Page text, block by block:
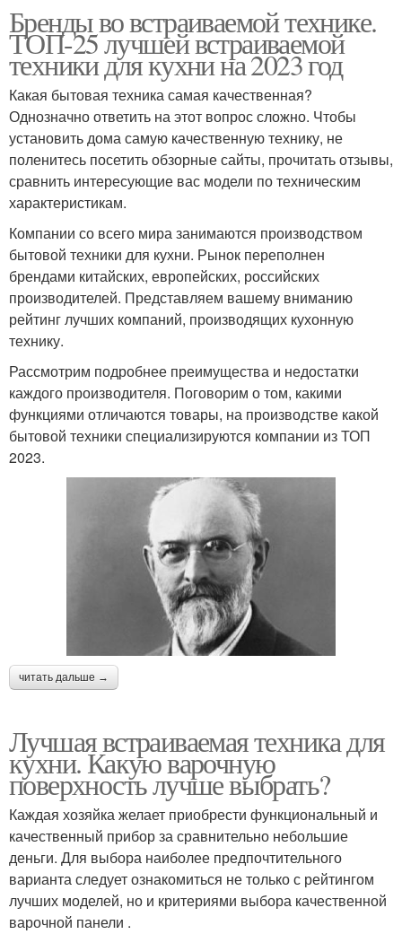
Бренды во встраиваемой технике.
ТОП-25 лучшей встраиваемой
техники для кухни на 2023 год
Какая бытовая техника самая качественная?
Однозначно ответить на этот вопрос сложно. Чтобы
установить дома самую качественную технику, не
поленитесь посетить обзорные сайты, прочитать отзывы,
сравнить интересующие вас модели по техническим
характеристикам.
Компании со всего мира занимаются производством
бытовой техники для кухни. Рынок переполнен
брендами китайских, европейских, российских
производителей. Представляем вашему вниманию
рейтинг лучших компаний, производящих кухонную
технику.
Рассмотрим подробнее преимущества и недостатки
каждого производителя. Поговорим о том, какими
функциями отличаются товары, на производстве какой
бытовой техники специализируются компании из ТОП
2023.
читать дальше →
Лучшая встраиваемая техника для
кухни. Какую варочную
поверхность лучше выбрать?
Каждая хозяйка желает приобрести функциональный и
качественный прибор за сравнительно небольшие
деньги. Для выбора наиболее предпочтительного
варианта следует ознакомиться не только с рейтингом
лучших моделей, но и критериями выбора качественной
варочной панели .